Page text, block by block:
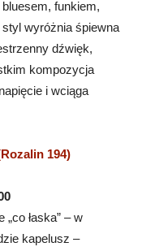
funkiem,
wyróżnia śpiewna
dźwięk,
kompozycja
i wciąga
194)
łaska” – w
kapelusz –